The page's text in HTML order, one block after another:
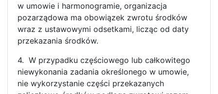
w umowie i harmonogramie, organizacja
pozarządowa ma obowiązek zwrotu środków
wraz z ustawowymi odsetkami, licząc od daty
przekazania środków.
4. W przypadku częściowego lub całkowitego
niewykonania zadania określonego w umowie,
nie wykorzystanie części przekazanych